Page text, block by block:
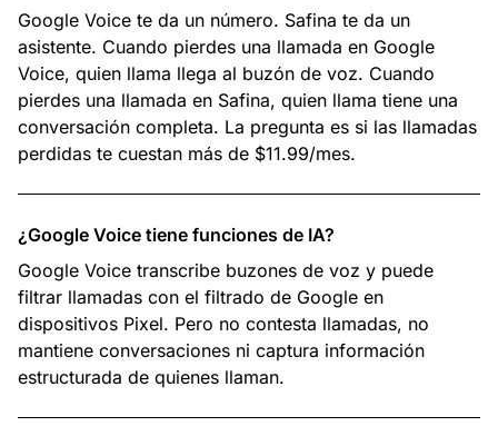
Google Voice te da un número. Safina te da un
asistente. Cuando pierdes una llamada en Google
Voice, quien llama llega al buzón de voz. Cuando
pierdes una llamada en Safina, quien llama tiene una
conversación completa. La pregunta es si las llamadas
perdidas te cuestan más de $11.99/mes.
¿Google Voice tiene funciones de IA?
Google Voice transcribe buzones de voz y puede
filtrar llamadas con el filtrado de Google en
dispositivos Pixel. Pero no contesta llamadas, no
mantiene conversaciones ni captura información
estructurada de quienes llaman.